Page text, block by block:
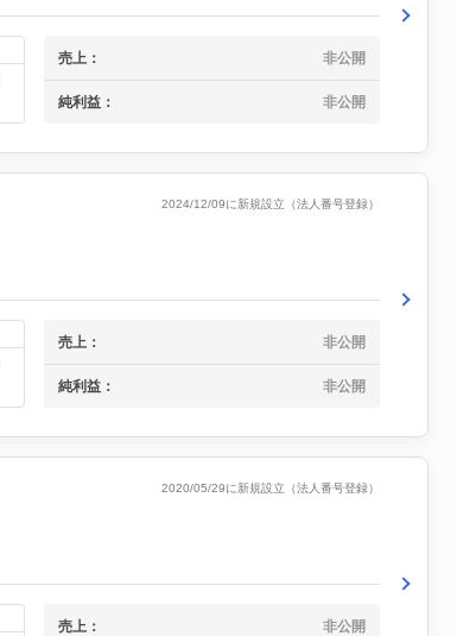
売上： 非公開
純利益： 非公開
2024/12/09に新規設立（法人番号登録）
売上： 非公開
純利益： 非公開
2020/05/29に新規設立（法人番号登録）
売上： 非公開